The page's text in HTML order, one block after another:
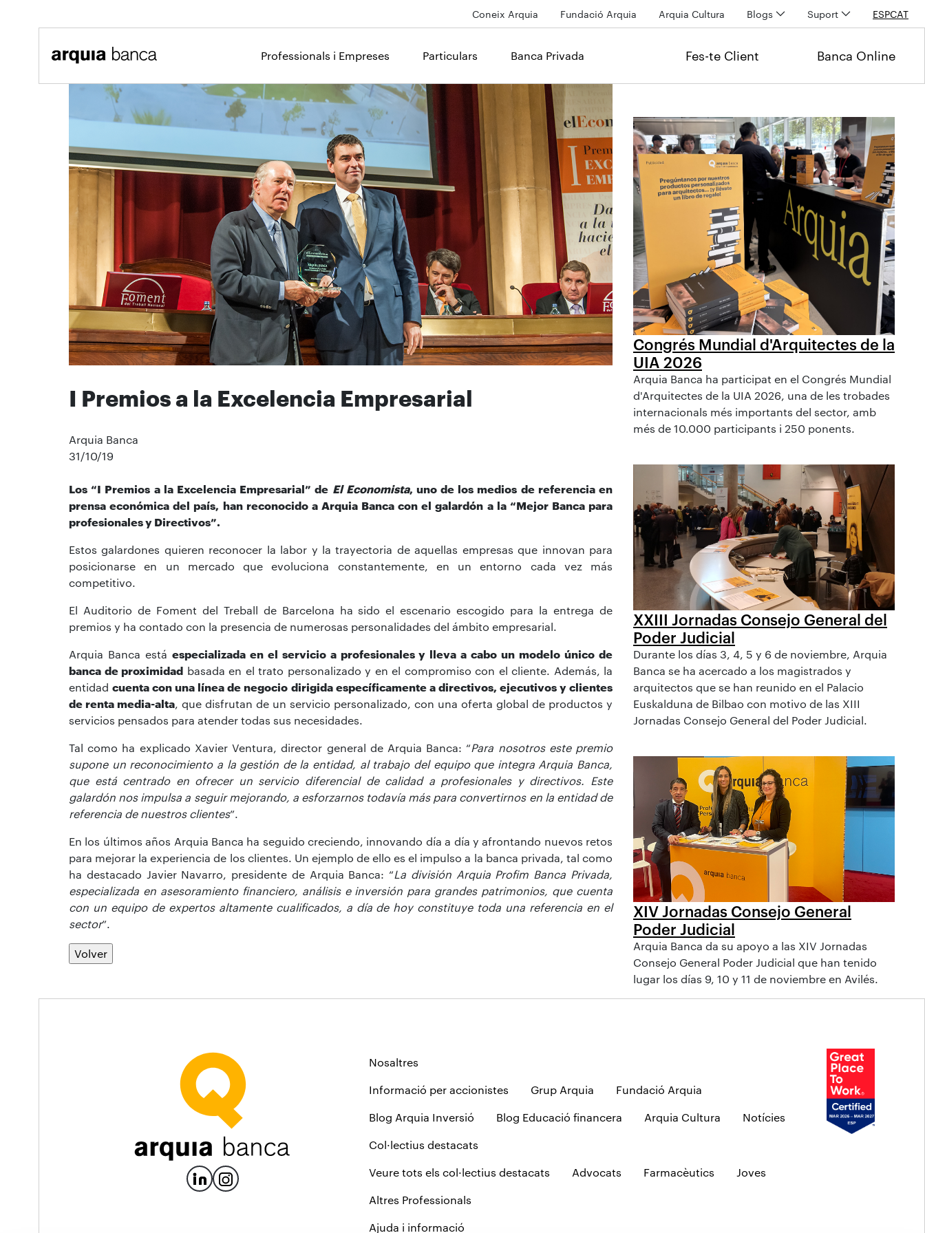
Coneix Arquia Fundació Arquia Arquia Cultura Blogs Suport ESPCAT
Professionals i Empreses Particulars Banca Privada Fes-te Client Banca Online
I Premios a la Excelencia Empresarial
Arquia Banca
31/10/19
Los “I Premios a la Excelencia Empresarial” de El Economista, uno de los medios de referencia en
prensa económica del país, han reconocido a Arquia Banca con el galardón a la “Mejor Banca para
profesionales y Directivos”.
Estos galardones quieren reconocer la labor y la trayectoria de aquellas empresas que innovan para
posicionarse en un mercado que evoluciona constantemente, en un entorno cada vez más
competitivo.
El Auditorio de Foment del Treball de Barcelona ha sido el escenario escogido para la entrega de
premios y ha contado con la presencia de numerosas personalidades del ámbito empresarial.
Arquia Banca está especializada en el servicio a profesionales y lleva a cabo un modelo único de
banca de proximidad basada en el trato personalizado y en el compromiso con el cliente. Además, la
entidadcuenta con una línea de negocio dirigida específicamente a directivos, ejecutivos y clientes
de renta media-alta, que disfrutan de un servicio personalizado, con una oferta global de productos y
servicios pensados para atender todas sus necesidades.
Tal como ha explicado Xavier Ventura, director general de Arquia Banca: “Para nosotros este premio
supone un reconocimiento a la gestión de la entidad, al trabajo del equipo que integra Arquia Banca,
que está centrado en ofrecer un servicio diferencial de calidad a profesionales y directivos. Este
galardón nos impulsa a seguir mejorando, a esforzarnos todavía más para convertirnos en la entidad de
referencia de nuestros clientes”.
En los últimos años Arquia Banca ha seguido creciendo, innovando día a día y afrontando nuevos retos
para mejorar la experiencia de los clientes. Un ejemplo de ello es el impulso a la banca privada, tal como
ha destacado Javier Navarro, presidente de Arquia Banca: “La división Arquia Profim Banca Privada,
especializada en asesoramiento financiero, análisis e inversión para grandes patrimonios, que cuenta
con un equipo de expertos altamente cualificados, a día de hoy constituye toda una referencia en el
sector”.
Volver
Congrés Mundial d'Arquitectes de la
UIA 2026
Arquia Banca ha participat en el Congrés Mundial
d'Arquitectes de la UIA 2026, una de les trobades
internacionals més importants del sector, amb
més de 10.000 participants i 250 ponents.
XXIII Jornadas Consejo General del
Poder Judicial
Durante los días 3, 4, 5 y 6 de noviembre, Arquia
Banca se ha acercado a los magistrados y
arquitectos que se han reunido en el Palacio
Euskalduna de Bilbao con motivo de las XIII
Jornadas Consejo General del Poder Judicial.
XIV Jornadas Consejo General
Poder Judicial
Arquia Banca da su apoyo a las XIV Jornadas
Consejo General Poder Judicial que han tenido
lugar los días 9, 10 y 11 de noviembre en Avilés.
Nosaltres
Informació per accionistes Grup Arquia Fundació Arquia
Blog Arquia Inversió Blog Educació financera Arquia Cultura Notícies
Col·lectius destacats
Veure tots els col·lectius destacats Advocats Farmacèutics Joves
Altres Professionals
Ajuda i informació